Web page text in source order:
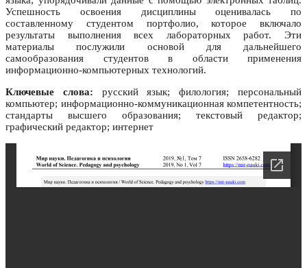
Успешность освоения дисциплины оценивалась по
составленному студентом портфолио, которое включало
результаты выполнения всех лабораторных работ. Эти
материалы послужили основой для дальнейшего
самообразования студентов в области применения
информационно-компьютерных технологий.
Ключевые слова: русский язык; филология; персональный
компьютер; информационно-коммуникационная компетентность;
стандарты высшего образования; текстовый редактор;
графический редактор; интернет